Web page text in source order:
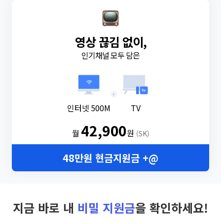
영상 끊김 없이,
인기채널 모두 담은
인터넷 500M
+
TV
월 42,900원 (SK)
48만원 현금지원금 +@
지금 바로 내 비밀 지원금을 확인하세요!